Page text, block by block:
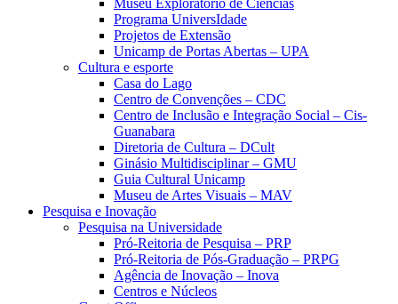
Museu Exploratório de Ciências
Programa UniversIdade
Projetos de Extensão
Unicamp de Portas Abertas – UPA
Cultura e esporte
Casa do Lago
Centro de Convenções – CDC
Centro de Inclusão e Integração Social – Cis-
Guanabara
Diretoria de Cultura – DCult
Ginásio Multidisciplinar – GMU
Guia Cultural Unicamp
Museu de Artes Visuais – MAV
Pesquisa e Inovação
Pesquisa na Universidade
Pró-Reitoria de Pesquisa – PRP
Pró-Reitoria de Pós-Graduação – PRPG
Agência de Inovação – Inova
Centros e Núcleos